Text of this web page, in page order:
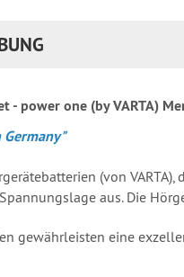
- power one (by VARTA)
(von
aus. Die
gewährleisten eine